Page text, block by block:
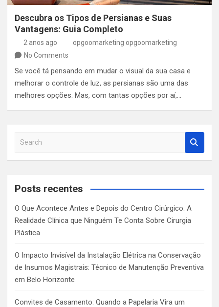
Descubra os Tipos de Persianas e Suas
Vantagens: Guia Completo
2 anos ago
opgoomarketing opgoomarketing
No Comments
Se você tá pensando em mudar o visual da sua casa e
melhorar o controle de luz, as persianas são uma das
melhores opções. Mas, com tantas opções por aí,…
a
c
Posts recentes
O Que Acontece Antes e Depois do Centro Cirúrgico: A
Realidade Clínica que Ninguém Te Conta Sobre Cirurgia
Plástica
O Impacto Invisível da Instalação Elétrica na Conservação
de Insumos Magistrais: Técnico de Manutenção Preventiva
em Belo Horizonte
Convites de Casamento: Quando a Papelaria Vira um